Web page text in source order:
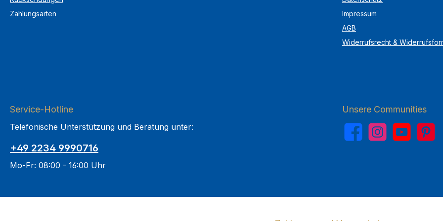
Zahlungsarten
Impressum
AGB
Widerrufsrecht &
Service-Hotline
Telefonische Unterstützung und Beratung unter:
+49 2234 9990716
Mo-Fr: 08:00 - 16:00 Uhr
Unsere Communities
FacebookInstagramYouTubePinterest